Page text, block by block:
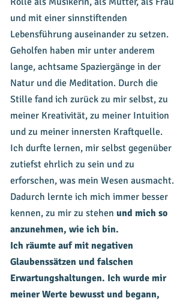
und mit einer sinnstiftenden
Lebensführung auseinander zu setzen.
Geholfen haben mir unter anderem
lange, achtsame Spaziergänge in der
Natur und die Meditation. Durch die
Stille fand ich zurück zu mir selbst, zu
meiner Kreativität, zu meiner Intuition
und zu meiner innersten Kraftquelle.
Ich durfte lernen, mir selbst gegenüber
zutiefst ehrlich zu sein und zu
erforschen, was mein Wesen ausmacht.
Dadurch lernte ich mich immer besser
kennen, zu mir zu stehen und mich so
anzunehmen, wie ich bin.
Ich räumte auf mit negativen
Glaubenssätzen und falschen
Erwartungshaltungen. Ich wurde mir
meiner Werte bewusst und begann,